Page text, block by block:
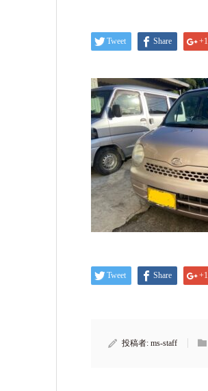
Tweet Share +1
Tweet Share +1
投稿者: ms-staff